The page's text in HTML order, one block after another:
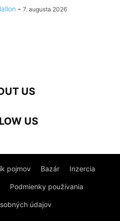
- 7. augusta 2026
US
US
pojmov Bazár Inzercia
Podmienky používania
údajov